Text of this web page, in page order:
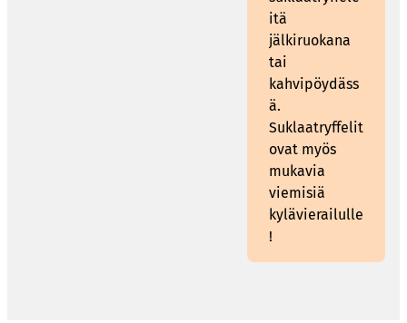
itä
jälkiruokana
tai
kahvipöydäss
ä.
Suklaatryffelit
ovat myös
mukavia
viemisiä
kylävierailulle
!